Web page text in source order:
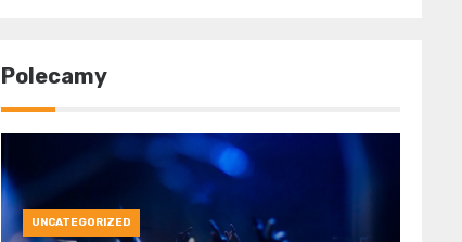
Polecamy
UNCATEGORIZED